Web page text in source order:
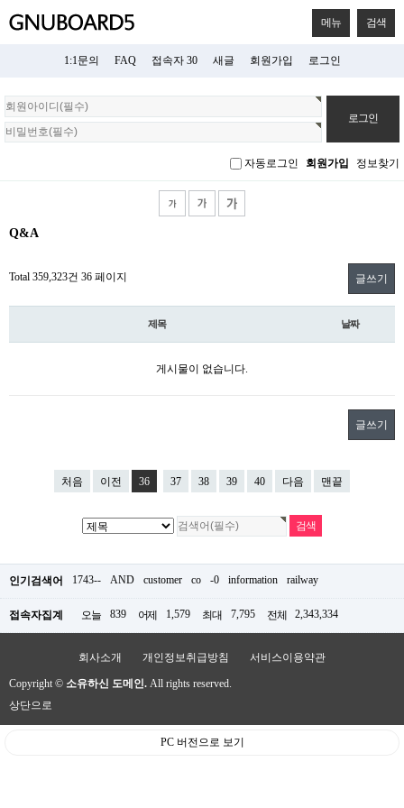
메뉴 검색
1:1문의 FAQ 접속자 30 새글 회원가입 로그인
회
원
로
자동로그인 회원가입 정보찾기
Q&A
Total 359,323건 36 페이지 글쓰기
제목 날짜
게시물이 없습니다.
글쓰기
처음 이전 36 37 38 39 40 다음 맨끝
인기검색어 1743-- AND customer co -0 information railway
접속자집계 오늘 839 어제 1,579 최대 7,795 전체 2,343,334
회사소개 개인정보취급방침 서비스이용약관
Copyright © 소유하신 도메인. All rights reserved.
상단으로
PC 버전으로 보기